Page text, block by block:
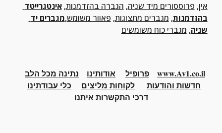
אין, פרוססורים מיד שניה, הגברה בהזדמנות,
בהזדמנות, מגברים מתצוגות, פאוור משומש,
שניה, מגברי כוח משומשים
www.Av1.co.il פרופיל אודותינו
נתינה מכל הלב
חדשות והודעות
לקוחות מליצים כלי עבודתינו
דרכי התקשרות איתנו